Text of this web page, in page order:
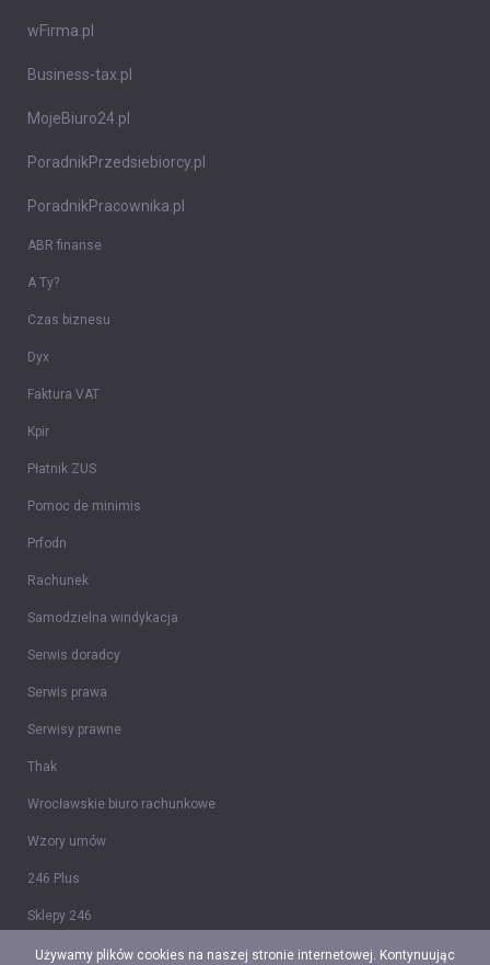
wFirma.pl
Business-tax.pl
MojeBiuro24.pl
PoradnikPrzedsiebiorcy.pl
PoradnikPracownika.pl
ABR finanse
A Ty?
Czas biznesu
Dyx
Faktura VAT
Kpir
Płatnik ZUS
Pomoc de minimis
Prfodn
Rachunek
Samodzielna windykacja
Serwis doradcy
Serwis prawa
Serwisy prawne
Thak
Wrocławskie biuro rachunkowe
Wzory umów
246 Plus
Sklepy 246
Tidy CRM
Używamy plików cookies na naszej stronie internetowej. Kontynuując